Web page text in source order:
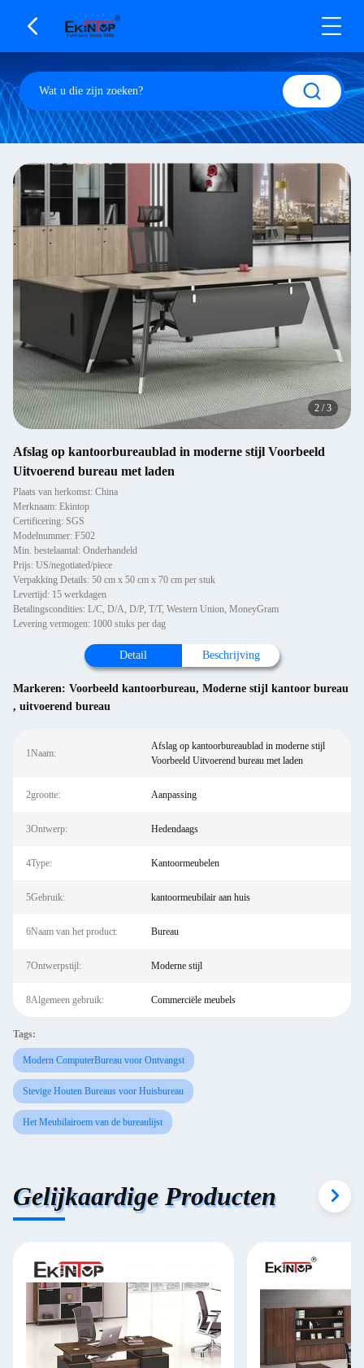
2 /3
Afslag op kantoorbureaublad in moderne stijl Voorbeeld
Uitvoerend bureau met laden
Plaats van herkomst: China
Merknaam: Ekintop
Certificering: SGS
Modelnummer: F502
Min. bestelaantal: Onderhandeld
Prijs: US/negotiated/piece
Verpakking Details: 50 cm x 50 cm x 70 cm per stuk
Levertijd: 15 werkdagen
Betalingscondities: L/C, D/A, D/P, T/T, Western Union, MoneyGram
Levering vermogen: 1000 stuks per dag
Detail Beschrijving
Markeren: Voorbeeld kantoorbureau, Moderne stijl kantoor bureau
, uitvoerend bureau
1Naam:
Afslag op kantoorbureaublad in moderne stijl
Voorbeeld Uitvoerend bureau met laden
2grootte: Aanpassing
3Ontwerp: Hedendaags
4Type: Kantoormeubelen
5Gebruik: kantoormeubilair aan huis
6Naam van het product: Bureau
7Ontwerpstijl: Moderne stijl
8Algemeen gebruik: Commerciële meubels
Tags:
Modern ComputerBureau voor Ontvangst
Stevige Houten Bureaus voor Huisbureau
Het Meubilairoem van de bureaulijst
Gelijkaardige Producten